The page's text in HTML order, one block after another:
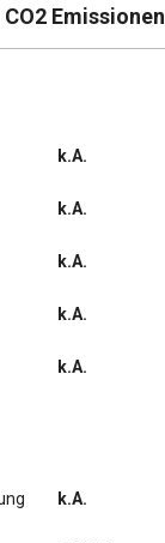
Emissionen
k.A.
k.A.
k.A.
k.A.
k.A.
k.A.